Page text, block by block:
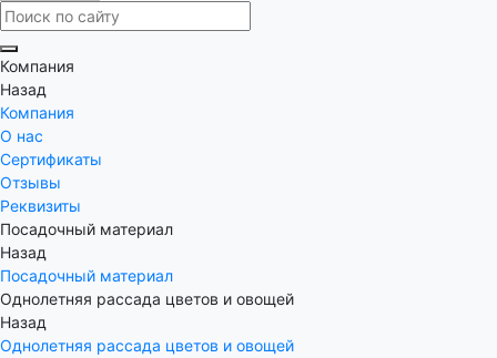
Компания
Назад
Компания
О нас
Сертификаты
Отзывы
Реквизиты
Посадочный материал
Назад
Посадочный материал
Однолетняя рассада цветов и овощей
Назад
Однолетняя рассада цветов и овощей